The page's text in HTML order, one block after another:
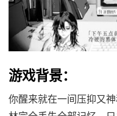
游戏背景：
你醒来就在一间压抑又